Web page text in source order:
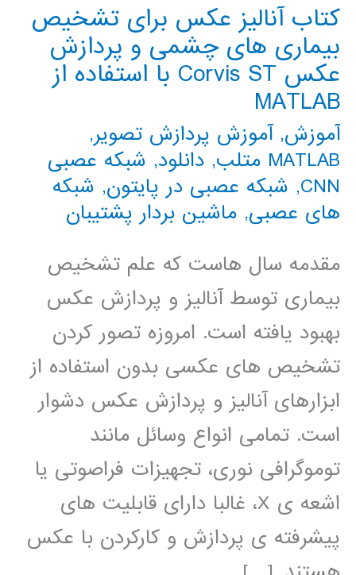
کتاب آنالیز عکس برای تشخیص
بیماری های چشمی و پردازش
عکس Corvis ST با استفاده از
MATLAB
آموزش,آموزش پردازش تصویر,
MATLAB متلب
, دانلود, شبکه عصبی
CNN
, شبکه عصبی در پایتون, شبکه
های عصبی, ماشین بردار پشتیبان
مقدمه سال هاست که علم تشخیص
بیماری توسط آنالیز و پردازش عکس
بهبود یافته است. امروزه تصور کردن
تشخیص های عکسی بدون استفاده از
ابزارهای آنالیز و پردازش عکس دشوار
است. تمامی انواع وسائل مانند
توموگرافی نوری، تجهیزات فراصوتی یا
اشعه ی X، غالبا دارای قابلیت های
پیشرفته ی پردازش و کارکردن با عکس